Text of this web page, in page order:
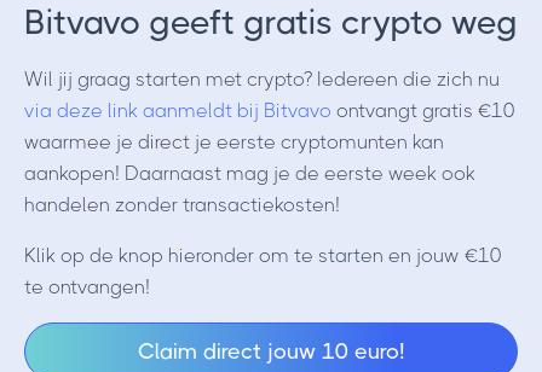
Bitvavo geeft gratis crypto weg
Wil jij graag starten met crypto? Iedereen die zich nu
via deze link aanmeldt bij Bitvavo ontvangt gratis €10
waarmee je direct je eerste cryptomunten kan
aankopen! Daarnaast mag je de eerste week ook
handelen zonder transactiekosten!
Klik op de knop hieronder om te starten en jouw €10
te ontvangen!
Claim direct jouw 10 euro!